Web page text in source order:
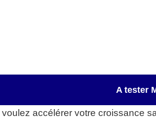
A tester
voulez accélérer votre croissance